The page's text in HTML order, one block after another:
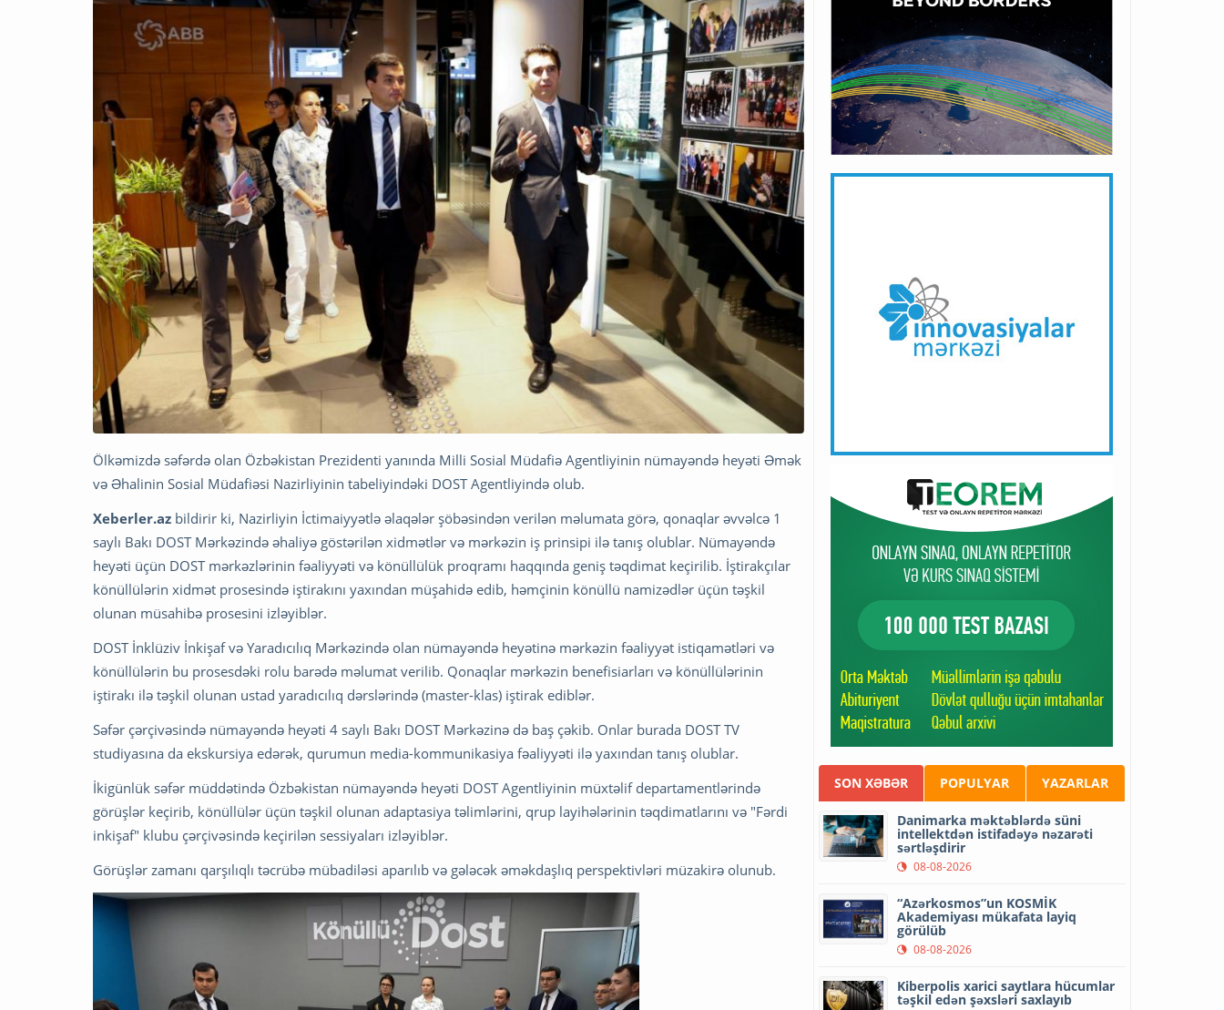
Ölkəmizdə səfərdə olan Özbəkistan Prezidenti yanında Milli Sosial Müdafiə Agentliyinin nümayəndə heyəti Əmək
və Əhalinin Sosial Müdafiəsi Nazirliyinin tabeliyindəki DOST Agentliyində olub.
Xeberler.az bildirir ki, Nazirliyin İctimaiyyətlə əlaqələr şöbəsindən verilən məlumata görə, qonaqlar əvvəlcə 1
saylı Bakı DOST Mərkəzində əhaliyə göstərilən xidmətlər və mərkəzin iş prinsipi ilə tanış olublar. Nümayəndə
heyəti üçün DOST mərkəzlərinin fəaliyyəti və könüllülük proqramı haqqında geniş təqdimat keçirilib. İştirakçılar
könüllülərin xidmət prosesində iştirakını yaxından müşahidə edib, həmçinin könüllü namizədlər üçün təşkil
olunan müsahibə prosesini izləyiblər.
DOST İnklüziv İnkişaf və Yaradıcılıq Mərkəzində olan nümayəndə heyətinə mərkəzin fəaliyyət istiqamətləri və
könüllülərin bu prosesdəki rolu barədə məlumat verilib. Qonaqlar mərkəzin benefisiarları və könüllülərinin
iştirakı ilə təşkil olunan ustad yaradıcılıq dərslərində (master-klas) iştirak ediblər.
Səfər çərçivəsində nümayəndə heyəti 4 saylı Bakı DOST Mərkəzinə də baş çəkib. Onlar burada DOST TV
studiyasına da ekskursiya edərək, qurumun media-kommunikasiya fəaliyyəti ilə yaxından tanış olublar.
İkigünlük səfər müddətində Özbəkistan nümayəndə heyəti DOST Agentliyinin müxtəlif departamentlərində
görüşlər keçirib, könüllülər üçün təşkil olunan adaptasiya təlimlərini, qrup layihələrinin təqdimatlarını və "Fərdi
inkişaf" klubu çərçivəsində keçirilən sessiyaları izləyiblər.
Görüşlər zamanı qarşılıqlı təcrübə mübadiləsi aparılıb və gələcək əməkdaşlıq perspektivləri müzakirə olunub.
SON XƏBƏR POPULYAR YAZARLAR
Danimarka məktəblərdə süni
intellektdən istifadəyə nəzarəti
sərtləşdirir
08-08-2026
“Azərkosmos”un KOSMİK
Akademiyası mükafata layiq
görülüb
08-08-2026
Kiberpolis xarici saytlara hücumlar
təşkil edən şəxsləri saxlayıb